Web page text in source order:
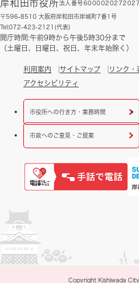
岸和田市役所法人番号6000020272027
〒596-8510 大阪府岸和田市岸城町7番1号
Tel:072-423-2121(代表)
開庁時間:午前9時から午後5時30分まで
（土曜日、日曜日、祝日、年末年始除く）
利用案内 サイトマップ リンク・
アクセシビリティ
市役所への行き方・業務時間
市政へのご意見・ご提案
Copyright Kishiwada